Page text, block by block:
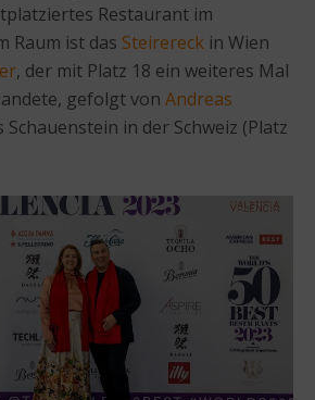
Restaurant im
Raum ist das Steirereck in Wien
, der mit Platz 18 ein weiteres Mal
gefolgt von Andreas
Schauenstein in der Schweiz (Platz